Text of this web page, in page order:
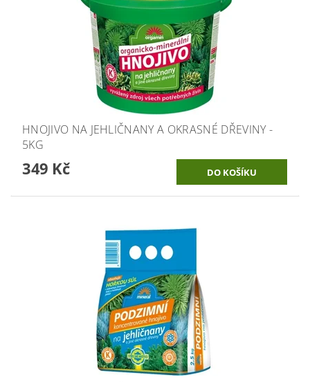
HNOJIVO NA JEHLIČNANY A OKRASNÉ DŘEVINY -
5KG
349 Kč